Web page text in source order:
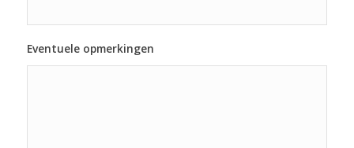
Eventuele opmerkingen